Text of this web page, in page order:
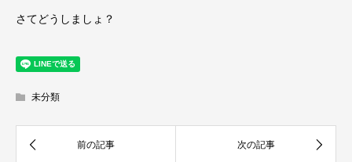
さてどうしましょ？
未分類